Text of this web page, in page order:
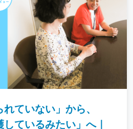
れていない」から、
しているみたい」へ｜